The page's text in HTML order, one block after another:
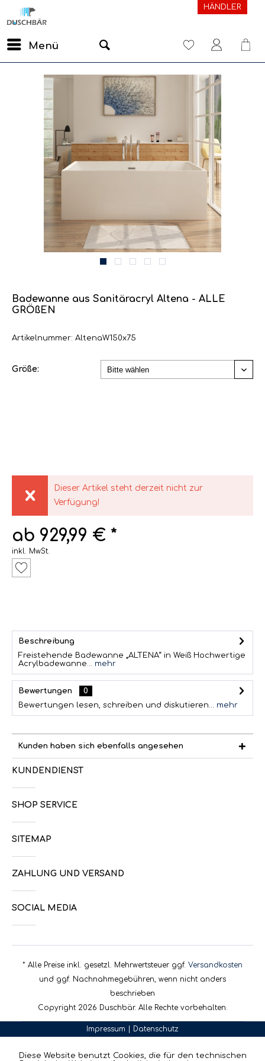
Menü
Badewanne aus Sanitäracryl Altena - ALLE
GRÖßEN
Artikelnummer: AltenaW150x75
Größe:
Dieser Artikel steht derzeit nicht zur
Verfügung!
ab 929,99 € *
inkl. MwSt.
Beschreibung
Freistehende Badewanne „ALTENA“ in Weiß Hochwertige
Acrylbadewanne... mehr
Bewertungen
0
Bewertungen lesen, schreiben und diskutieren... mehr
Kunden haben sich ebenfalls angesehen
HÄNDLER
KUNDENDIENST
SHOP SERVICE
SITEMAP
ZAHLUNG UND VERSAND
SOCIAL MEDIA
* Alle Preise inkl. gesetzl. Mehrwertsteuer ggf. Versandkosten
und ggf. Nachnahmegebühren, wenn nicht anders
beschrieben
Copyright 2026 Duschbär. Alle Rechte vorbehalten.
Impressum Datenschutz
Diese Website benutzt Cookies, die für den technischen